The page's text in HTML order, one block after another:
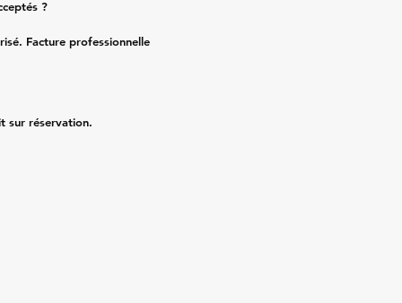
?
Facture professionnelle
sur réservation.